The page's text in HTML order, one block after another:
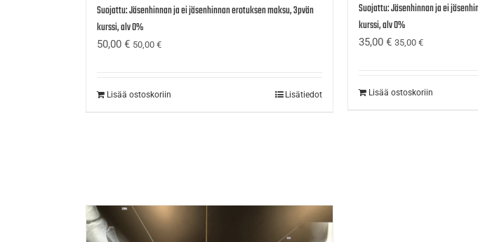
Suojattu: Jäsenhinnan ja ei jäsenhinnan erotuksen maksu, 3pvän
kurssi, alv 0%
50,00 € 50,00 €
Lisää ostoskoriin Lisätiedot
Suojattu: Jäsenhinnan ja ei
kurssi, alv 0%
35,00€ 35,00€
Lisää ostoskoriin